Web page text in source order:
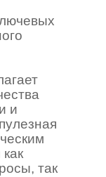
и
так